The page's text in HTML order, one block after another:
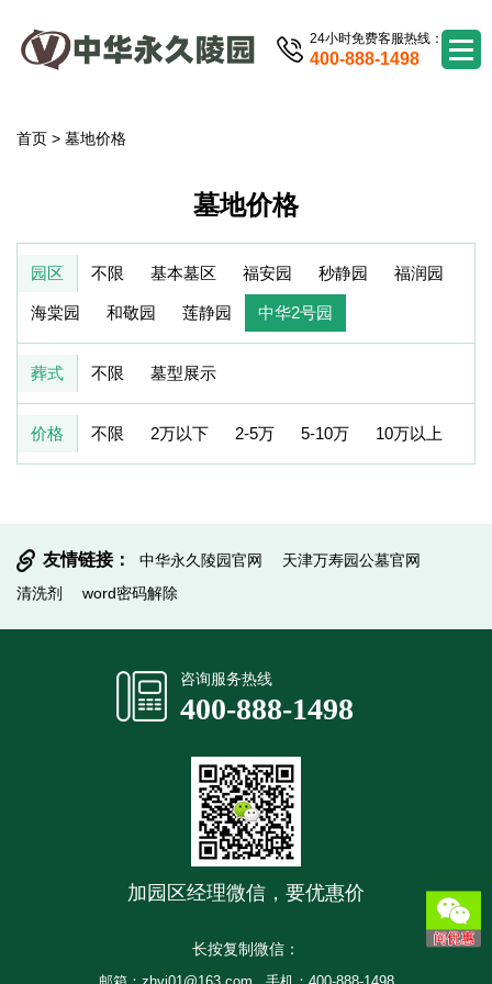
24小时免费客服热线：
400-888-1498
首页 > 墓地价格
墓地价格
园区 不限 基本墓区 福安园 秒静园 福润园
海棠园 和敬园 莲静园 中华2号园
葬式 不限 墓型展示
价格 不限 2万以下 2-5万 5-10万 10万以上
友情链接： 中华永久陵园官网
天津万寿园公墓官网
清洗剂
word密码解除
咨询服务热线
400-888-1498
加园区经理微信，要优惠价
长按复制微信：
提交信息